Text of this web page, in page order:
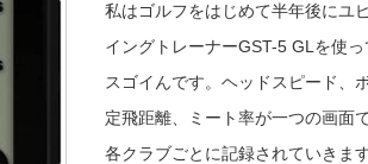
私はゴルフをはじめて半年後にユ
イングトレーナーGST-5 GLを使っ
スゴイんです。ヘッドスピード、
定飛距離、ミート率が一つの画面
各クラブごとに記録されていきま